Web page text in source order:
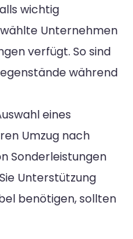
wichtig
Unternehmen
verfügt. So sind
während
eines
Umzug nach
Sonderleistungen
Unterstützung
benötigen, sollten